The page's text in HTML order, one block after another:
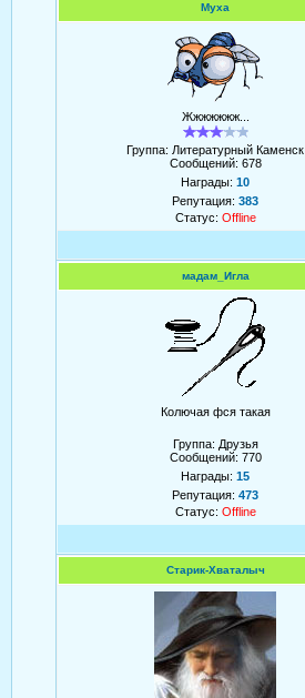
Муха
Жжжжжжж...
Группа: Литературный Каменск
Сообщений: 678
Награды: 10
Репутация: 383
Статус: Offline
мадам_Игла
Колючая фся такая
Группа: Друзья
Сообщений: 770
Награды: 15
Репутация: 473
Статус: Offline
Старик-Хваталыч